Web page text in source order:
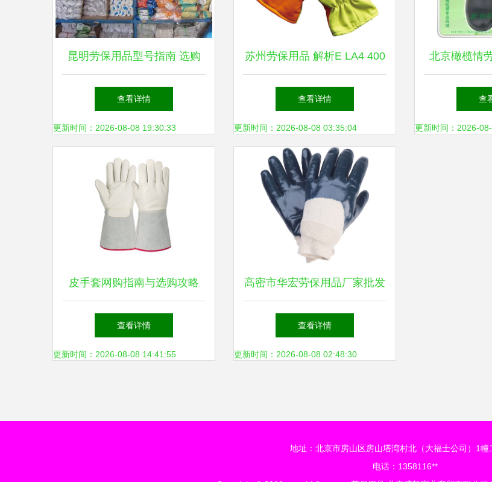
昆明劳保用品型号指南 选购
与分类解析
查看详情
更新时间：2026-08-08 19:30:33
苏州劳保用品 解析E LA4 400
度耐高温手套的专业应用
查看详情
更新时间：2026-08-08 03:35:04
北京橄榄情
业防护，从
产品
查
更新时间：2026-
皮手套网购指南与选购攻略
劳保用品精选与APP推荐
查看详情
更新时间：2026-08-08 14:41:55
高密市华宏劳保用品厂家批发
120克全浸丁晴手套，绒布内
衬安全袖口，专业防护之选
查看详情
更新时间：2026-08-08 02:48:30
地址：北京市房山区房山塔湾村北（大福士公司）1幢
电话：1358116**